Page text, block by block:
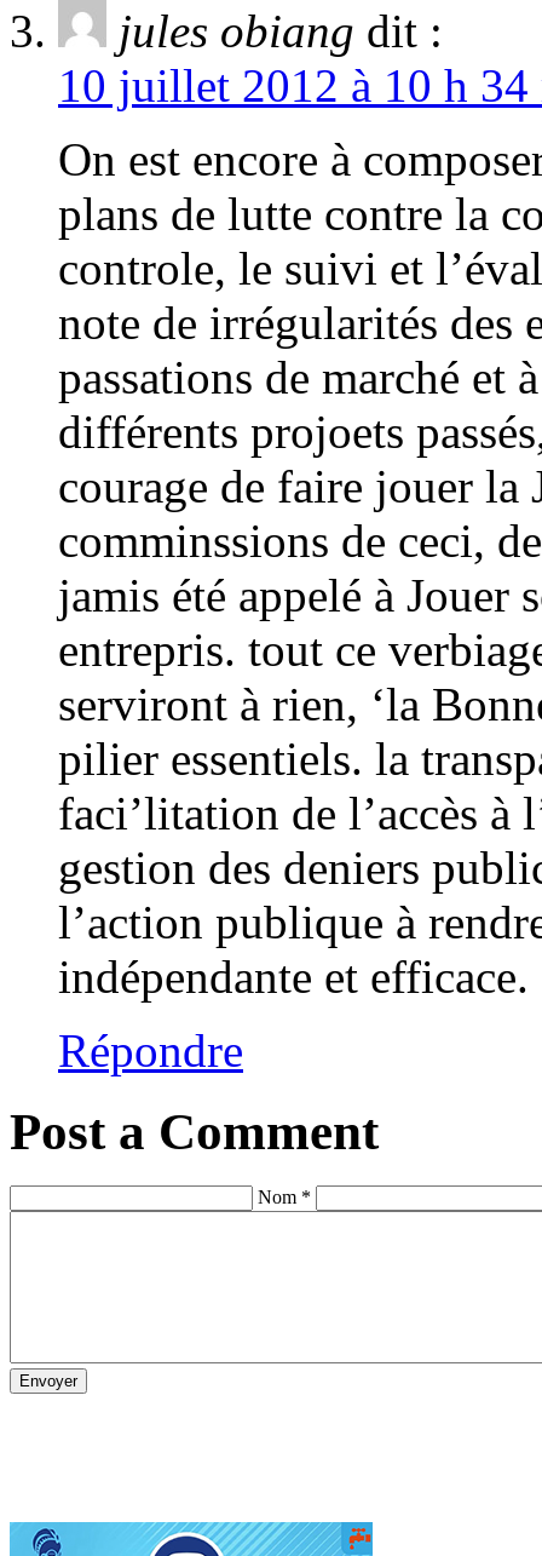
jules obiang dit :
10 juillet 2012 à 10 h
On est encore à
plans de lutte contre la
controle, le suivi et
note de irrégularités des
passations de marché et
différents projoets
courage de faire jouer la
comminssions de ceci,
jamis été appelé à Jouer
entrepris. tout ce
serviront à rien, ‘la
pilier essentiels. la
faci’litation de l’accès à
gestion des deniers
l’action publique à
indépendante et efficace.
Répondre
Post a Comment
Nom *